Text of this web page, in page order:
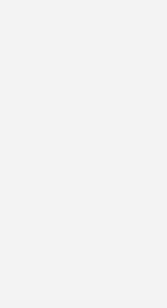
Altersstrategien
Privatstunden